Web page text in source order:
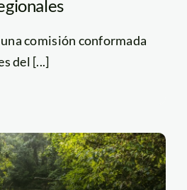
comisión conformada
del [...]